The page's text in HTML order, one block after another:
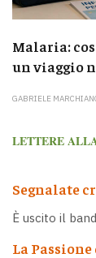
Malaria:
un viaggio
GABRIELE
LETTERE
Segnalate
È uscito il
La